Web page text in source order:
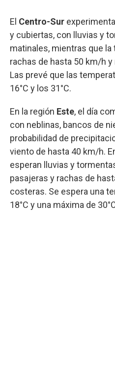
El Centro-Sur
y cubiertas, con lluvias y
matinales, mientras que la
rachas de hasta 50 km/h
Las prevé que las
16°C y los 31°C.
En la región Este, el día
con neblinas, bancos de
probabilidad de
viento de hasta 40 km/h.
esperan lluvias y
pasajeras y rachas de
costeras. Se espera una
18°C y una máxima de